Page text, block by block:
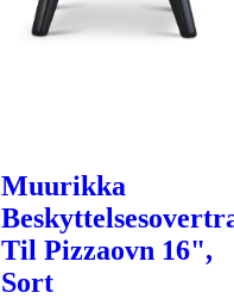
Muurikka
Til Pizzaovn 16",
Sort